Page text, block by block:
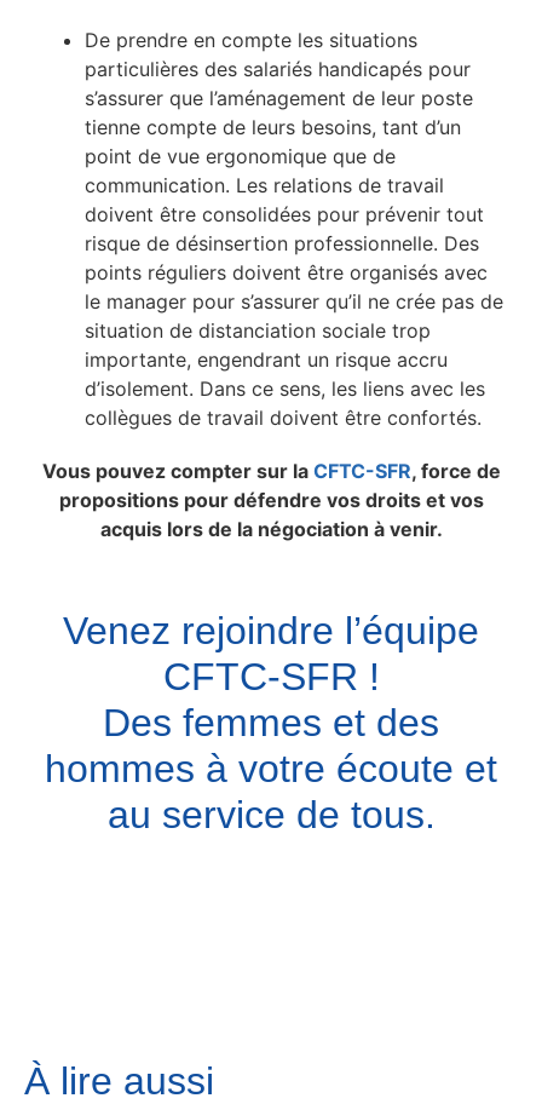
De prendre en compte les situations
particulières des salariés handicapés pour
s’assurer que l’aménagement de leur poste
tienne compte de leurs besoins, tant d’un
point de vue ergonomique que de
communication. Les relations de travail
doivent être consolidées pour prévenir tout
risque de désinsertion professionnelle. Des
points réguliers doivent être organisés avec
le manager pour s’assurer qu’il ne crée pas de
situation de distanciation sociale trop
importante, engendrant un risque accru
d’isolement. Dans ce sens, les liens avec les
collègues de travail doivent être confortés.
Vous pouvez compter sur la CFTC-SFR, force de
propositions pour défendre vos droits et vos
acquis lors de la négociation à venir.
Venez rejoindre l’équipe
CFTC-SFR !
Des femmes et des
hommes à votre écoute et
au service de tous.
À lire aussi